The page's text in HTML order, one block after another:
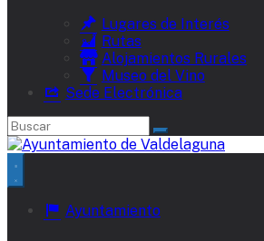
Lugares de Interés
Rutas
Alojamientos Rurales
Museo del Vino
Sede Electrónica
Ayuntamiento